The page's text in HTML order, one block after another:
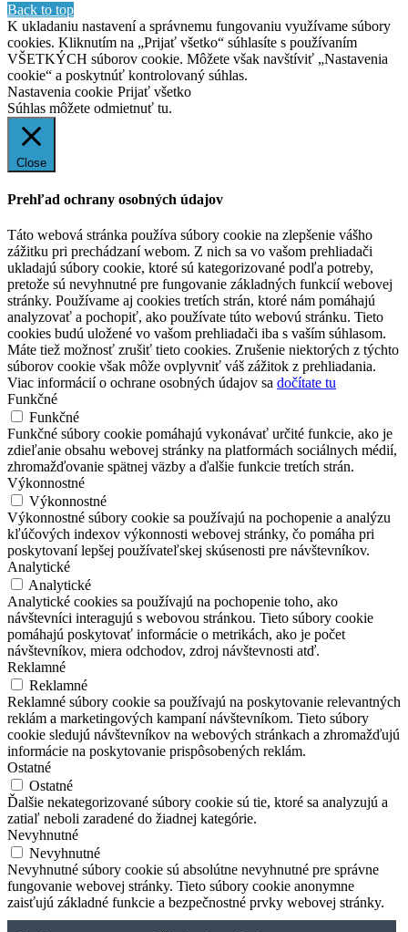
Back to top
K ukladaniu nastavení a správnemu fungovaniu využívame súbory
cookies. Kliknutím na „Prijať všetko“ súhlasíte s používaním
VŠETKÝCH súborov cookie. Môžete však navštíviť „Nastavenia
cookie“ a poskytnúť kontrolovaný súhlas.
Nastavenia cookie Prijať všetko
Súhlas môžete odmietnuť tu.
Close
Prehľad ochrany osobných údajov
Táto webová stránka používa súbory cookie na zlepšenie vášho
zážitku pri prechádzaní webom. Z nich sa vo vašom prehliadači
ukladajú súbory cookie, ktoré sú kategorizované podľa potreby,
pretože sú nevyhnutné pre fungovanie základných funkcií webovej
stránky. Používame aj cookies tretích strán, ktoré nám pomáhajú
analyzovať a pochopiť, ako používate túto webovú stránku. Tieto
cookies budú uložené vo vašom prehliadači iba s vaším súhlasom.
Máte tiež možnosť zrušiť tieto cookies. Zrušenie niektorých z týchto
súborov cookie však môže ovplyvniť váš zážitok z prehliadania.
Viac informácií o ochrane osobných údajov sa dočítate tu
Funkčné
Funkčné
Funkčné súbory cookie pomáhajú vykonávať určité funkcie, ako je
zdieľanie obsahu webovej stránky na platformách sociálnych médií,
zhromažďovanie spätnej väzby a ďalšie funkcie tretích strán.
Výkonnostné
Výkonnostné
Výkonnostné súbory cookie sa používajú na pochopenie a analýzu
kľúčových indexov výkonnosti webovej stránky, čo pomáha pri
poskytovaní lepšej používateľskej skúsenosti pre návštevníkov.
Analytické
Analytické
Analytické cookies sa používajú na pochopenie toho, ako
návštevníci interagujú s webovou stránkou. Tieto súbory cookie
pomáhajú poskytovať informácie o metrikách, ako je počet
návštevníkov, miera odchodov, zdroj návštevnosti atď.
Reklamné
Reklamné
Reklamné súbory cookie sa používajú na poskytovanie relevantných
reklám a marketingových kampaní návštevníkom. Tieto súbory
cookie sledujú návštevníkov na webových stránkach a zhromažďujú
informácie na poskytovanie prispôsobených reklám.
Ostatné
Ostatné
Ďalšie nekategorizované súbory cookie sú tie, ktoré sa analyzujú a
zatiaľ neboli zaradené do žiadnej kategórie.
Nevyhnutné
Nevyhnutné
Nevyhnutné súbory cookie sú absolútne nevyhnutné pre správne
fungovanie webovej stránky. Tieto súbory cookie anonymne
zaisťujú základné funkcie a bezpečnostné prvky webovej stránky.